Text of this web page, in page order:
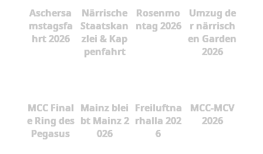
Aschersa
mstagsfa
hrt 2026
Närrische
Staatskan
zlei & Kap
penfahrt
Rosenmo
ntag 2026
Umzug de
r närrisch
en Garden
2026
MCC Final
e Ring des
Pegasus
Mainz blei
bt Mainz 2
026
Freiluftna
rhalla 202
6
MCC-MCV
2026